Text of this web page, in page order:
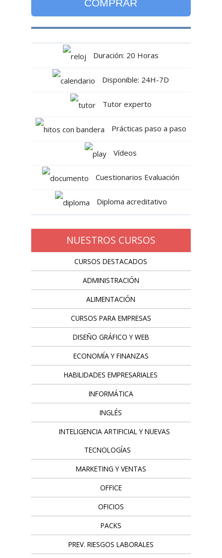
COMPRAR
Duración: 20 Horas
Disponible: 24H-7D
Tutor experto
Prácticas paso a paso
Vídeos
Cuestionarios Evaluación
Diploma acreditativo
NUESTROS CURSOS
CURSOS DESTACADOS
ADMINISTRACIÓN
ALIMENTACIÓN
CURSOS PARA EMPRESAS
DISEÑO GRÁFICO Y WEB
ECONOMÍA Y FINANZAS
HABILIDADES EMPRESARIALES
INFORMÁTICA
INGLÉS
INTELIGENCIA ARTIFICIAL Y NUEVAS
TECNOLOGÍAS
MARKETING Y VENTAS
OFFICE
OFICIOS
PACKS
PREV. RIESGOS LABORALES